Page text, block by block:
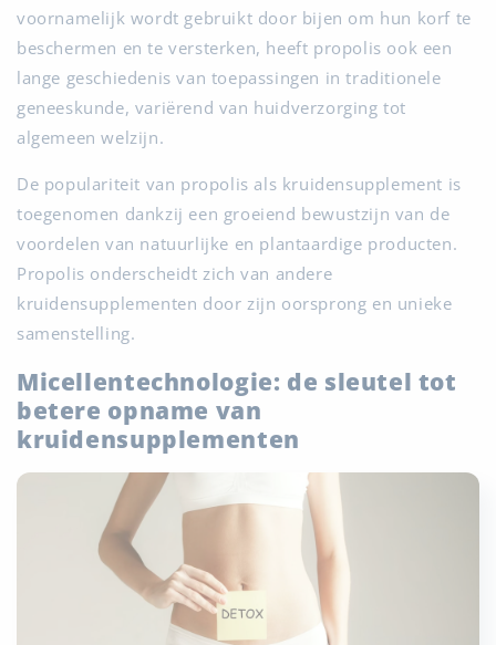
voornamelijk wordt gebruikt door bijen om hun korf te
beschermen en te versterken, heeft propolis ook een
lange geschiedenis van toepassingen in traditionele
geneeskunde, variërend van huidverzorging tot
algemeen welzijn.
De populariteit van propolis als kruidensupplement is
toegenomen dankzij een groeiend bewustzijn van de
voordelen van natuurlijke en plantaardige producten.
Propolis onderscheidt zich van andere
kruidensupplementen door zijn oorsprong en unieke
samenstelling.
Micellentechnologie: de sleutel tot
betere opname van
kruidensupplementen